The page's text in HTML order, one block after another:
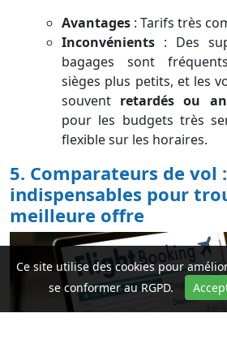
Avantages : Tarifs très
Inconvénients : Des
bagages sont
sièges plus petits, et les
souvent retardés ou
pour les budgets très
flexible sur les horaires.
5. Comparateurs de vol
indispensables pour
meilleure offre
Ce site utilise des cookies pour
se conformer au RGPD.